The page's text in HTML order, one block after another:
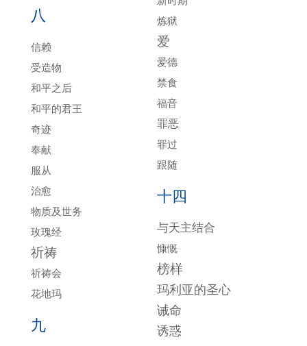
八
信赖
受造物
和平之后
和平的君王
奇迹
奉献
服从
治愈
物质及世务
玫瑰经
祈祷
祈祷会
花地玛
九
炼狱
爱
爱德
禁食
福音
罪恶
罪过
跟随
十四
与天主结合
慷慨
榜样
玛利亚的圣心
诫命
诱惑